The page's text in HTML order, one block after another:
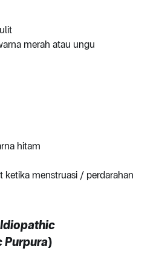
merah atau ungu
hitam
ketika menstruasi / perdarahan
Idiopathic
Purpura)